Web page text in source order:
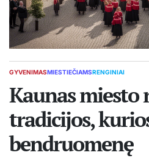
POSTED
GYVENIMASMIESTIEČIAMSRENGINIAI
Kaunas
tradicijos,
bendruomenę